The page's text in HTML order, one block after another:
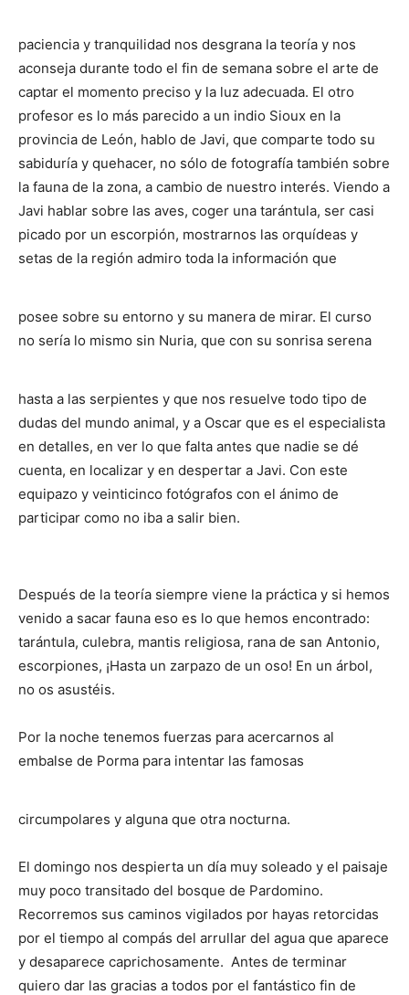
paciencia y tranquilidad nos desgrana la teoría y nos
aconseja durante todo el fin de semana sobre el arte de
captar el momento preciso y la luz adecuada. El otro
profesor es lo más parecido a un indio Sioux en la
provincia de León, hablo de Javi, que comparte todo su
sabiduría y quehacer, no sólo de fotografía también sobre
la fauna de la zona, a cambio de nuestro interés. Viendo a
Javi hablar sobre las aves, coger una tarántula, ser casi
picado por un escorpión, mostrarnos las orquídeas y
setas de la región admiro toda la información que
posee sobre su entorno y su manera de mirar. El curso
no sería lo mismo sin Nuria, que con su sonrisa serena
hasta a las serpientes y que nos resuelve todo tipo de
dudas del mundo animal, y a Oscar que es el especialista
en detalles, en ver lo que falta antes que nadie se dé
cuenta, en localizar y en despertar a Javi. Con este
equipazo y veinticinco fotógrafos con el ánimo de
participar como no iba a salir bien.
Después de la teoría siempre viene la práctica y si hemos
venido a sacar fauna eso es lo que hemos encontrado:
tarántula, culebra, mantis religiosa, rana de san Antonio,
escorpiones, ¡Hasta un zarpazo de un oso! En un árbol,
no os asustéis.
Por la noche tenemos fuerzas para acercarnos al
embalse de Porma para intentar las famosas
circumpolares y alguna que otra nocturna.
El domingo nos despierta un día muy soleado y el paisaje
muy poco transitado del bosque de Pardomino.
Recorremos sus caminos vigilados por hayas retorcidas
por el tiempo al compás del arrullar del agua que aparece
y desaparece caprichosamente. Antes de terminar
quiero dar las gracias a todos por el fantástico fin de